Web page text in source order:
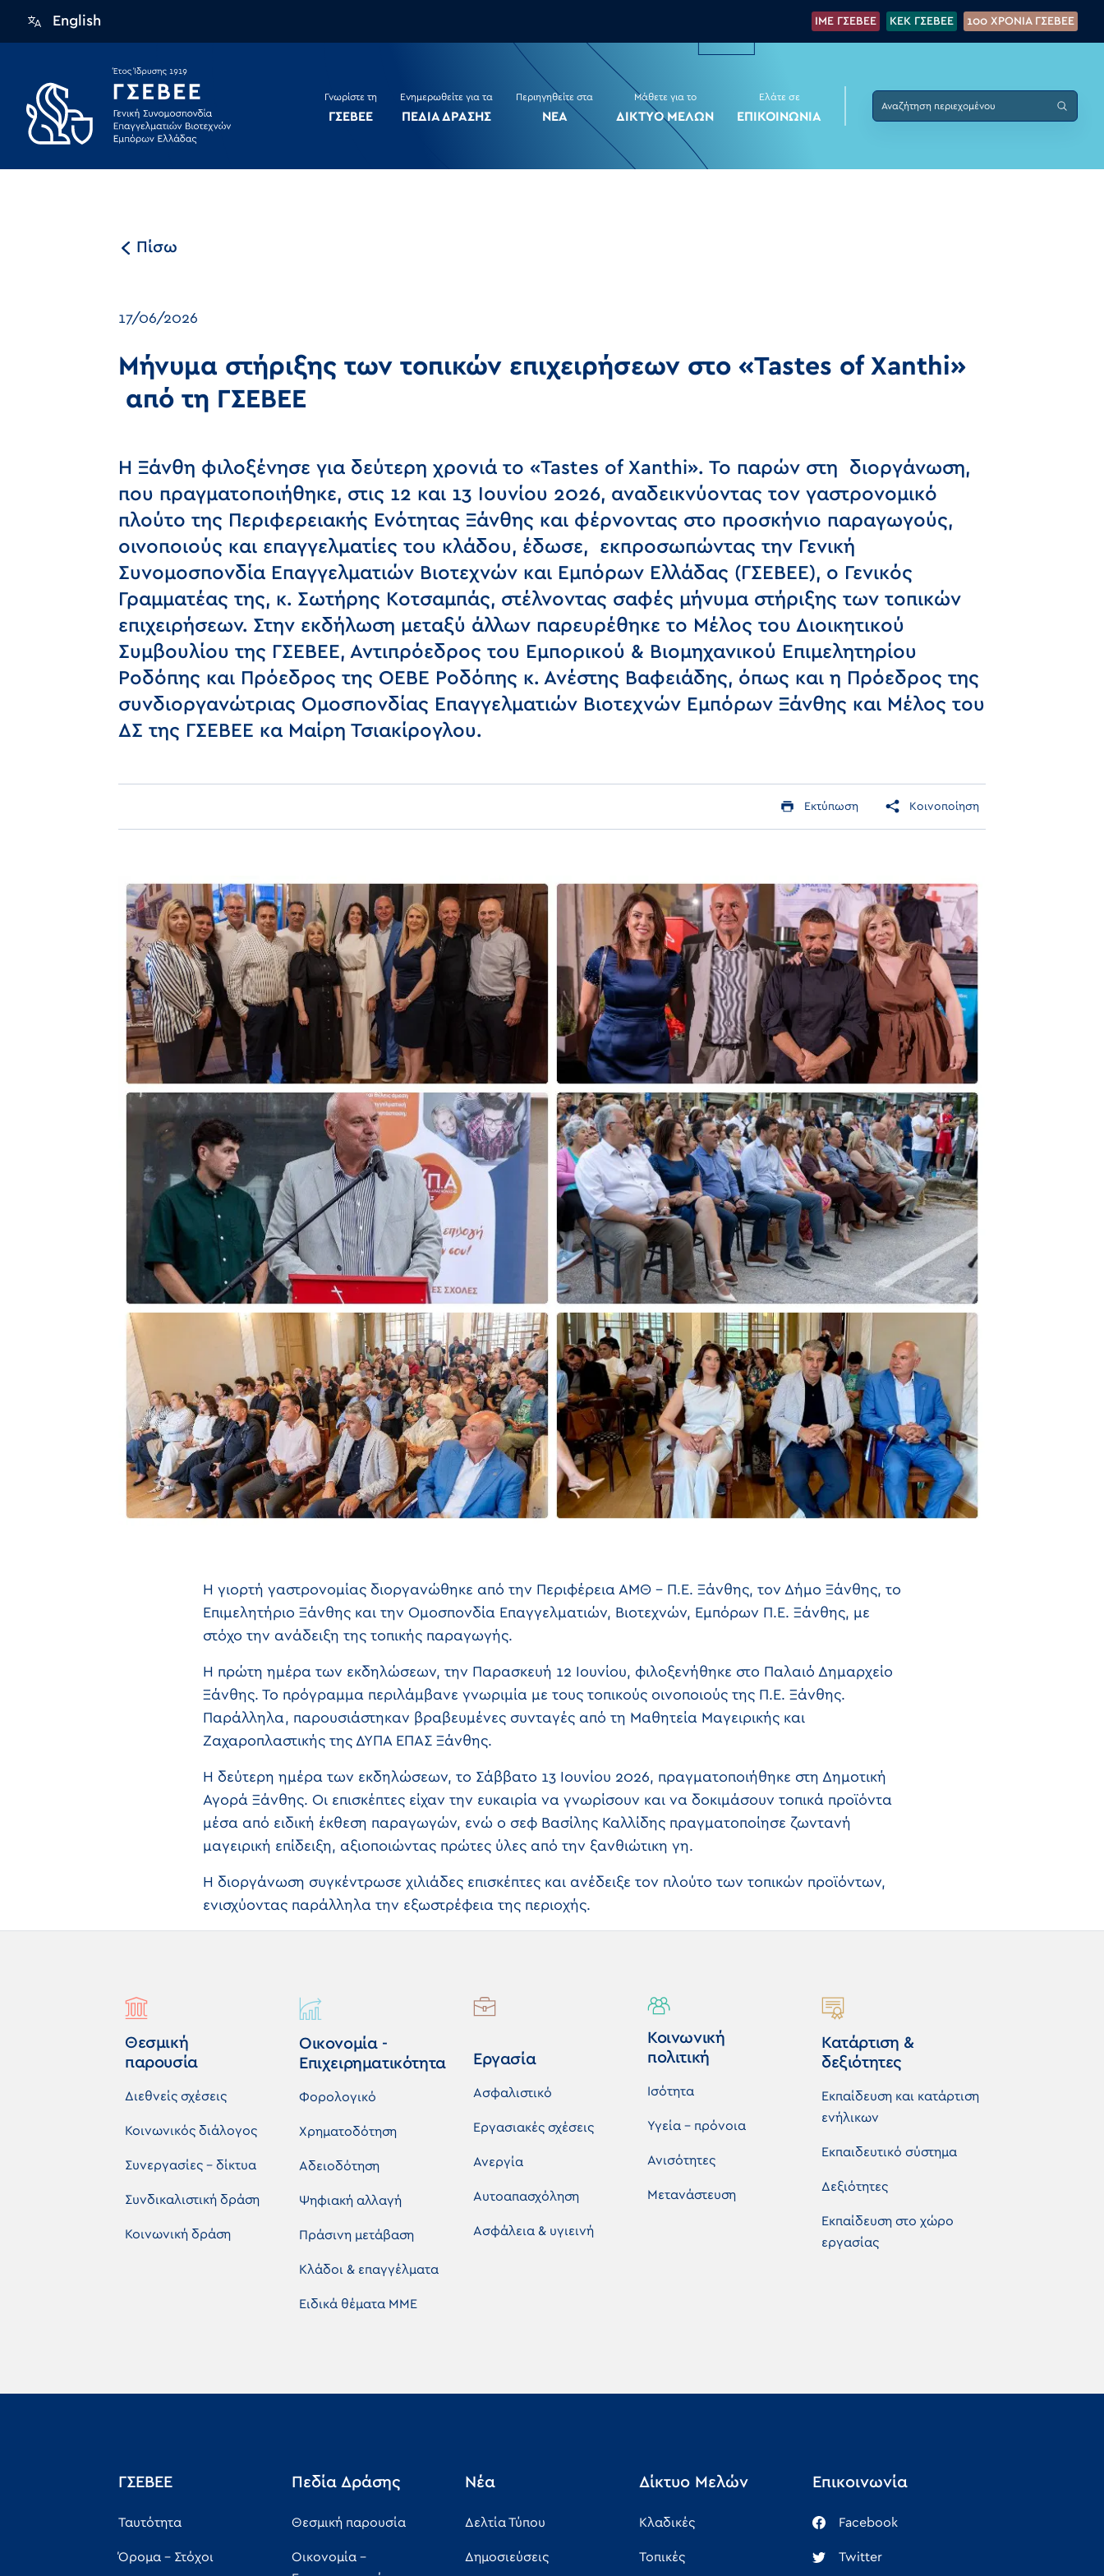
English IME ΓΣΕΒΕΕ KEK ΓΣΕΒΕΕ 100 XPONIA ΓΣΕΒΕΕ
Γνωρίστε τη
ΓΣΕΒΕΕ
Ενημερωθείτε για τα
ΠΕΔΙΑ ΔΡΑΣΗΣ
Περιηγηθείτε στα
ΝΕΑ
Μάθετε για το
ΔΙΚΤΥΟ ΜΕΛΩΝ
Ελάτε σε
ΕΠΙΚΟΙΝΩΝΙΑ
Πίσω
17/06/2026
Μήνυμα στήριξης των τοπικών επιχειρήσεων στο «Tastes of Xanthi»
από τη ΓΣΕΒΕΕ
Η Ξάνθη φιλοξένησε για δεύτερη χρονιά το «Tastes of Xanthi». Το παρών στη διοργάνωση,
που πραγματοποιήθηκε, στις 12 και 13 Ιουνίου 2026, αναδεικνύοντας τον γαστρονομικό
πλούτο της Περιφερειακής Ενότητας Ξάνθης και φέρνοντας στο προσκήνιο παραγωγούς,
οινοποιούς και επαγγελματίες του κλάδου, έδωσε, εκπροσωπώντας την Γενική
Συνομοσπονδία Επαγγελματιών Βιοτεχνών και Εμπόρων Ελλάδας (ΓΣΕΒΕΕ), ο Γενικός
Γραμματέας της, κ. Σωτήρης Κοτσαμπάς, στέλνοντας σαφές μήνυμα στήριξης των τοπικών
επιχειρήσεων. Στην εκδήλωση μεταξύ άλλων παρευρέθηκε το Μέλος του Διοικητικού
Συμβουλίου της ΓΣΕΒΕΕ, Αντιπρόεδρος του Εμπορικού & Βιομηχανικού Επιμελητηρίου
Ροδόπης και Πρόεδρος της ΟΕΒΕ Ροδόπης κ. Ανέστης Βαφειάδης, όπως και η Πρόεδρος της
συνδιοργανώτριας Ομοσπονδίας Επαγγελματιών Βιοτεχνών Εμπόρων Ξάνθης και Μέλος του
ΔΣ της ΓΣΕΒΕΕ κα Μαίρη Τσιακίρογλου.
Εκτύπωση Κοινοποίηση
Η γιορτή γαστρονομίας διοργανώθηκε από την Περιφέρεια ΑΜΘ – Π.Ε. Ξάνθης, τον Δήμο Ξάνθης, το
Επιμελητήριο Ξάνθης και την Ομοσπονδία Επαγγελματιών, Βιοτεχνών, Εμπόρων Π.Ε. Ξάνθης, με
στόχο την ανάδειξη της τοπικής παραγωγής.
Η πρώτη ημέρα των εκδηλώσεων, την Παρασκευή 12 Ιουνίου, φιλοξενήθηκε στο Παλαιό Δημαρχείο
Ξάνθης. Το πρόγραμμα περιλάμβανε γνωριμία με τους τοπικούς οινοποιούς της Π.Ε. Ξάνθης.
Παράλληλα, παρουσιάστηκαν βραβευμένες συνταγές από τη Μαθητεία Μαγειρικής και
Ζαχαροπλαστικής της ΔΥΠΑ ΕΠΑΣ Ξάνθης.
Η δεύτερη ημέρα των εκδηλώσεων, το Σάββατο 13 Ιουνίου 2026, πραγματοποιήθηκε στη Δημοτική
Αγορά Ξάνθης. Οι επισκέπτες είχαν την ευκαιρία να γνωρίσουν και να δοκιμάσουν τοπικά προϊόντα
μέσα από ειδική έκθεση παραγωγών, ενώ ο σεφ Βασίλης Καλλίδης πραγματοποίησε ζωντανή
μαγειρική επίδειξη, αξιοποιώντας πρώτες ύλες από την ξανθιώτικη γη.
Η διοργάνωση συγκέντρωσε χιλιάδες επισκέπτες και ανέδειξε τον πλούτο των τοπικών προϊόντων,
ενισχύοντας παράλληλα την εξωστρέφεια της περιοχής.
Θεσμική
παρουσία
Διεθνείς σχέσεις
Κοινωνικός διάλογος
Συνεργασίες - δίκτυα
Συνδικαλιστική δράση
Κοινωνική δράση
Οικονομία -
Επιχειρηματικότητα
Φορολογικό
Χρηματοδότηση
Αδειοδότηση
Ψηφιακή αλλαγή
Πράσινη μετάβαση
Κλάδοι & επαγγέλματα
Ειδικά θέματα ΜΜΕ
Εργασία
Ασφαλιστικό
Εργασιακές σχέσεις
Ανεργία
Αυτοαπασχόληση
Ασφάλεια & υγιεινή
Κοινωνική
πολιτική
Ισότητα
Υγεία - πρόνοια
Ανισότητες
Μετανάστευση
Κατάρτιση &
δεξιότητες
Εκπαίδευση και κατάρτιση
ενήλικων
Εκπαιδευτικό σύστημα
Δεξιότητες
Εκπαίδευση στο χώρο
εργασίας
ΓΣΕΒΕΕ
Ταυτότητα
Όρομα - Στόχοι
Πεδία Δράσης
Θεσμική παρουσία
Οικονομία -
Νέα
Δελτία Τύπου
Δημοσιεύσεις
Δίκτυο Μελών
Κλαδικές
Τοπικές
Επικοινωνία
Facebook
Twitter